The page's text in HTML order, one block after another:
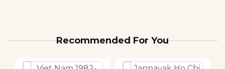
Recommended For You